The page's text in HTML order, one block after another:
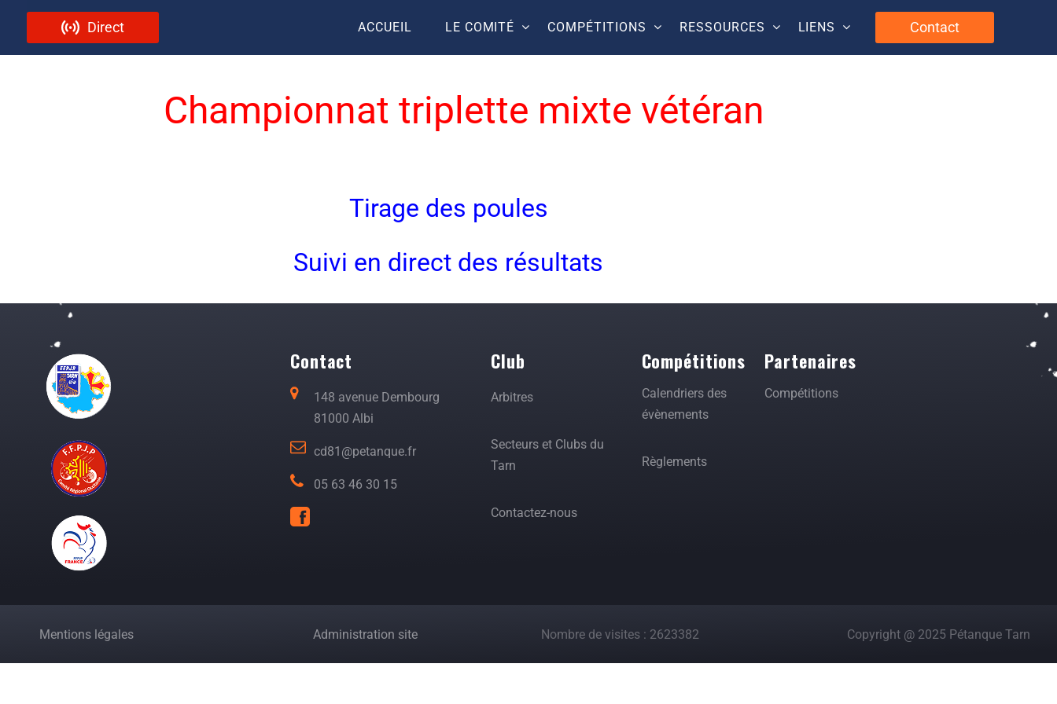
Direct ACCUEIL LE COMITÉ COMPÉTITIONS RESSOURCES LIENS Contact
Championnat triplette mixte vétéran
Tirage des poules
Suivi en direct des résultats
Contact
148 avenue Dembourg
81000 Albi
cd81@petanque.fr
05 63 46 30 15
Club
Arbitres
Secteurs et Clubs du
Tarn
Contactez-nous
Compétitions
Calendriers des
évènements
Règlements
Partenaires
Compétitions
Mentions légales Administration site Nombre de visites : 2623382 Copyright @ 2025 Pétanque Tarn